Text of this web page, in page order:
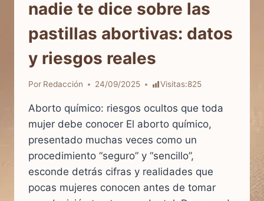
nadie te dice sobre las
pastillas abortivas: datos
y riesgos reales
Por Redacción 24/09/2025 Visitas:825
Aborto químico: riesgos ocultos que toda
mujer debe conocer El aborto químico,
presentado muchas veces como un
procedimiento “seguro” y “sencillo”,
esconde detrás cifras y realidades que
pocas mujeres conocen antes de tomar